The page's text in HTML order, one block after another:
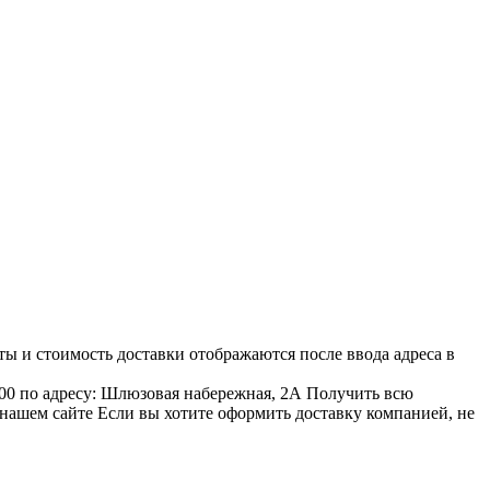
стоимость доставки отображаются после ввода адреса в
по адресу: Шлюзовая набережная, 2А Получить всю
сайте Если вы хотите оформить доставку компанией, не